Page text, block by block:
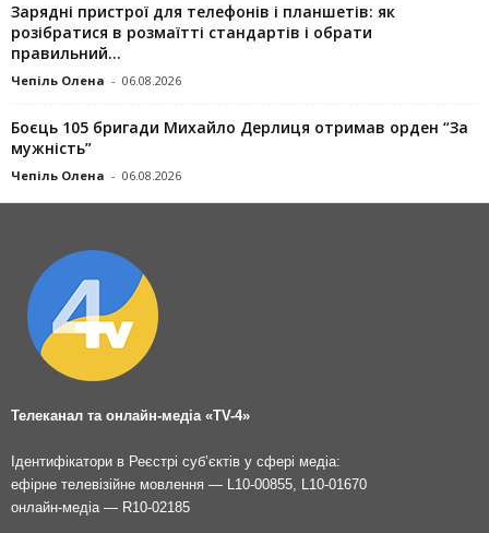
Зарядні пристрої для телефонів і планшетів: як
розібратися в розмаїтті стандартів і обрати
правильний...
Чепіль Олена - 06.08.2026
Боєць 105 бригади Михайло Дерлиця отримав орден “За
мужність”
Чепіль Олена - 06.08.2026
Телеканал та онлайн-медіа «TV-4»
Ідентифікатори в Реєстрі суб’єктів у сфері медіа:
ефірне телевізійне мовлення — L10-00855, L10-01670
онлайн-медіа — R10-02185